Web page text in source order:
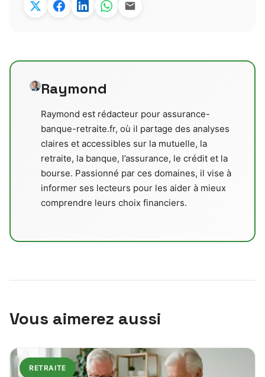
Raymond
Raymond est rédacteur pour assurance-
banque-retraite.fr, où il partage des analyses
claires et accessibles sur la mutuelle, la
retraite, la banque, l’assurance, le crédit et la
bourse. Passionné par ces domaines, il vise à
informer ses lecteurs pour les aider à mieux
comprendre leurs choix financiers.
Vous aimerez aussi
RETRAITE